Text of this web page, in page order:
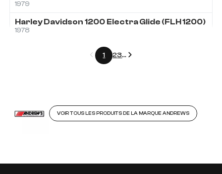
1979
Harley Davidson 1200 Electra Glide (FLH 1200)
1978
Précédent
1 23... Suivant
VOIR TOUS LES PRODUITS DE LA MARQUE ANDREWS